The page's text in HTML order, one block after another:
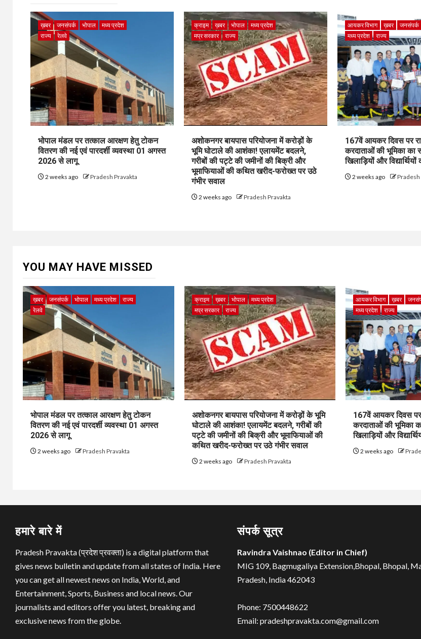
ख़बर जनसंपर्क भोपाल
मध्य प्रदेश
राज्य
रेलवे
भोपाल मंडल पर तत्काल आरक्षण हेतु टोकन
वितरण की नई एवं पारदर्शी व्यवस्था 01 अगस्त
2026 से लागू
2 weeks ago Pradesh Pravakta
क्राइम ख़बर भोपाल
मध्य प्रदेश
मप्र सरकार
राज्य
अशोकनगर बायपास परियोजना में करोड़ों के
भूमि घोटाले की आशंका! एलायमेंट बदलने,
गरीबों की पट्टे की जमीनों की बिक्री और
भूमाफियाओं की कथित खरीद-फरोख्त पर उठे
गंभीर सवाल
2 weeks ago Pradesh Pravakta
आयकर विभाग ख़बर जनसंपर्क
मध्य प्रदेश
राज्य
167वें आयकर दिवस पर
करदाताओं की भूमिका का
खिलाड़ियों और
2 weeks ago Pradesh
YOU MAY HAVE MISSED
ख़बर जनसंपर्क भोपाल मध्य प्रदेश
राज्य
रेलवे
भोपाल मंडल पर तत्काल आरक्षण हेतु टोकन
वितरण की नई एवं पारदर्शी व्यवस्था 01 अगस्त
2026 से लागू
2 weeks ago Pradesh Pravakta
क्राइम ख़बर भोपाल
मध्य प्रदेश
मप्र सरकार
राज्य
अशोकनगर बायपास परियोजना में करोड़ों के भूमि
घोटाले की आशंका! एलायमेंट बदलने, गरीबों की
पट्टे की जमीनों की बिक्री और भूमाफियाओं की
कथित खरीद-फरोख्त पर उठे गंभीर सवाल
2 weeks ago Pradesh Pravakta
आयकर विभाग ख़बर
मध्य प्रदेश
राज्य
167वें आयकर दिवस पर
करदाताओं की भूमिका
खिलाड़ियों और
2 weeks ago
हमारे बारे में
Pradesh Pravakta (प्रदेश प्रवक्ता) is a digital platform that
gives news bulletin and update from all states of India. Here
you can get all newest news on India, World, and
Entertainment, Sports, Business and local news. Our
journalists and editors offer you latest, breaking and
exclusive news from the globe.
संपर्क सूत्र
Ravindra Vaishnao (Editor in Chief)
MIG 109, Bagmugaliya Extension,Bhopal, Bhopal,
Pradesh, India 462043
Phone: 7500448622
Email: pradeshpravakta.com@gmail.com